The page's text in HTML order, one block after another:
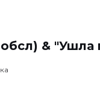
& "Ушла